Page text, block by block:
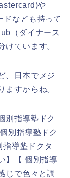
や
なども持って
（ダイナース
けています。
、日本でメジ
ますからね。
別指導塾ドク
別指導塾ドク
導塾ドクタ
】【 個別指導
で色々と調